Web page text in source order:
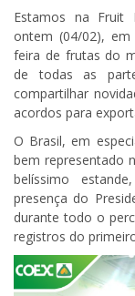
Estamos na Fruit
ontem (04/02),
feira de frutas do
de todas as
compartilhar
acordos para
O Brasil, em
bem representado
belíssimo
presença do
durante todo o
registros do